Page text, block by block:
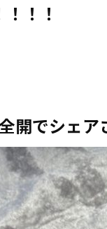
！！
開でシェア